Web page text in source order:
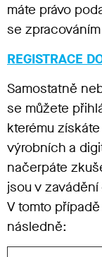
máte právo
se
REGISTRACE
Samostatně
se můžete
kterému
výrobních a
načerpáte
jsou v
V tomto
následně: